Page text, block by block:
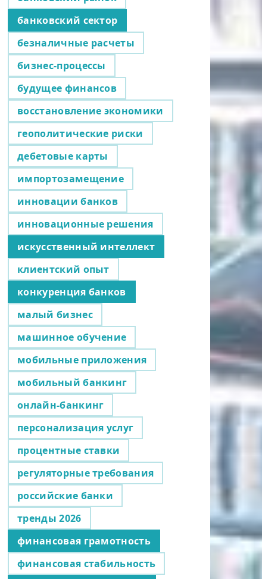
банковский сектор
безналичные расчеты
бизнес-процессы
будущее финансов
восстановление экономики
геополитические риски
дебетовые карты
импортозамещение
инновации банков
инновационные решения
искусственный интеллект
клиентский опыт
конкуренция банков
малый бизнес
машинное обучение
мобильные приложения
мобильный банкинг
онлайн-банкинг
персонализация услуг
процентные ставки
регуляторные требования
российские банки
тренды 2026
финансовая грамотность
финансовая стабильность